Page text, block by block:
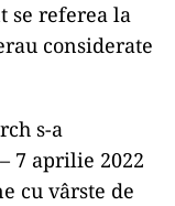
se referea la
considerate
s-a
7 aprilie 2022
cu vârste de